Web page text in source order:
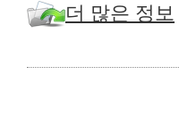
더 많은 정보